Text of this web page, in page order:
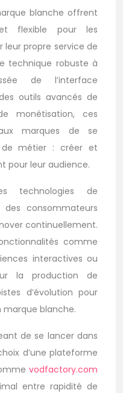
blanche offrent
flexible pour les
leur propre service de
technique robuste à
de l’interface
outils avancés de
monétisation, ces
marques de se
métier : créer et
pour leur audience.
technologies de
consommateurs
continuellement.
comme
interactives ou
la production de
d’évolution pour
marque blanche.
de se lancer dans
d’une plateforme
vodfactory.com
entre rapidité de